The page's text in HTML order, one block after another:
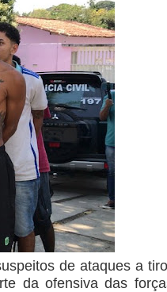
de ataques a
da ofensiva das